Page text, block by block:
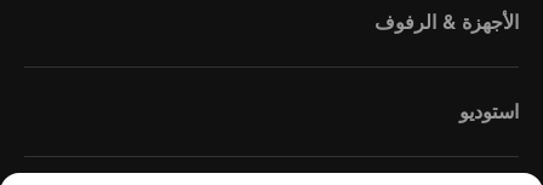
الأجهزة & الرفوف
استوديو